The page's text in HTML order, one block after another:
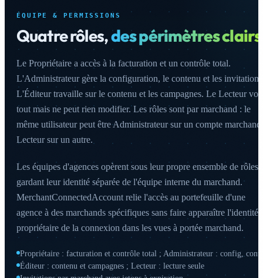
ÉQUIPE & PERMISSIONS
Quatre rôles,des périmètres
Le Propriétaire a accès à la facturation et un contrôle total.
L'Administrateur gère la configuration, le contenu et les
L'Éditeur travaille sur le contenu et les campagnes. Le Lecteur voit
tout mais ne peut rien modifier. Les rôles sont par marchand : le
même utilisateur peut être Administrateur sur un compte marchand
Lecteur sur un autre.
Les équipes d'agences opèrent sous leur propre ensemble de rôles,
gardant leur identité séparée de l'équipe interne du marchand.
MerchantConnectedAccount relie l'accès au portefeuille d'une
agence à des marchands spécifiques sans faire apparaître l'identité
propriétaire de la connexion dans les vues à portée marchand.
Propriétaire : facturation et contrôle total ; Administrateur : config,
Éditeur : contenu et campagnes ; Lecteur : lecture seule